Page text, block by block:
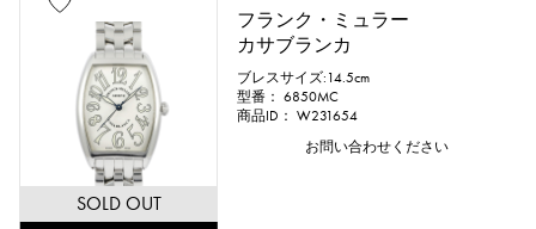
SOLD OUT
フランク・ミュラー
カサブランカ
ブレスサイズ:14.5cm
型番： 6850MC
商品ID： W231654
お問い合わせください